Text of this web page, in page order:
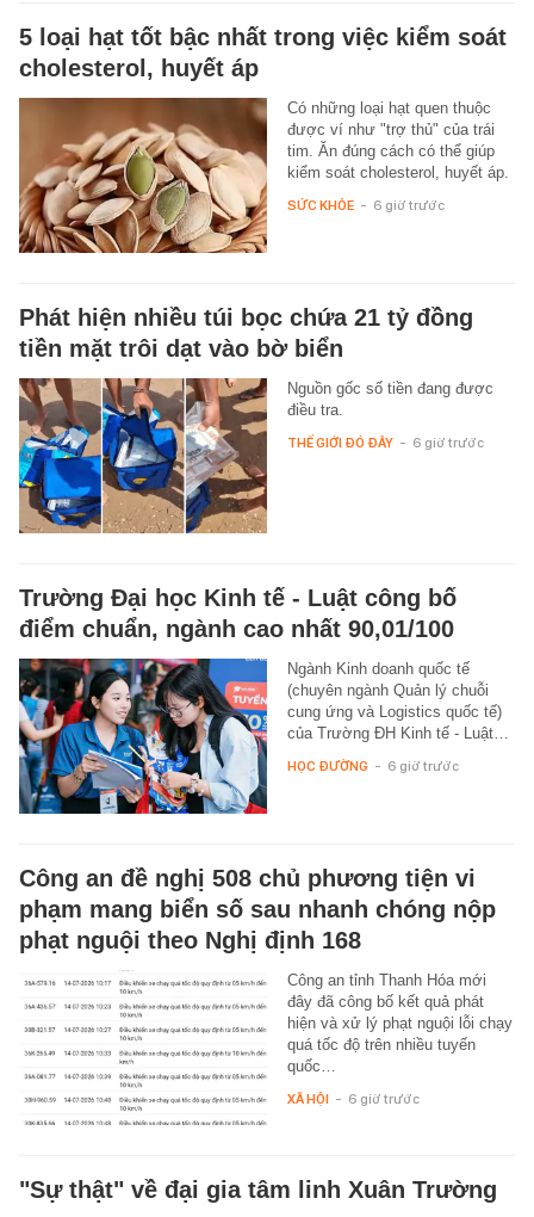
5 loại hạt tốt bậc nhất trong việc kiểm soát
cholesterol, huyết áp
Có những loại hạt quen thuộc
được ví như "trợ thủ" của trái
tim. Ăn đúng cách có thể giúp
kiểm soát cholesterol, huyết áp.
SỨC KHỎE - 6 giờ trước
Phát hiện nhiều túi bọc chứa 21 tỷ đồng
tiền mặt trôi dạt vào bờ biển
Nguồn gốc số tiền đang được
điều tra.
THẾ GIỚI ĐÓ ĐÂY - 6 giờ trước
Trường Đại học Kinh tế - Luật công bố
điểm chuẩn, ngành cao nhất 90,01/100
Ngành Kinh doanh quốc tế
(chuyên ngành Quản lý chuỗi
cung ứng và Logistics quốc tế)
của Trường ĐH Kinh tế - Luật…
HỌC ĐƯỜNG - 6 giờ trước
Công an đề nghị 508 chủ phương tiện vi
phạm mang biển số sau nhanh chóng nộp
phạt nguội theo Nghị định 168
Công an tỉnh Thanh Hóa mới
đây đã công bố kết quả phát
hiện và xử lý phạt nguội lỗi chạy
quá tốc độ trên nhiều tuyến
quốc…
XÃ HỘI - 6 giờ trước
"Sự thật" về đại gia tâm linh Xuân Trường